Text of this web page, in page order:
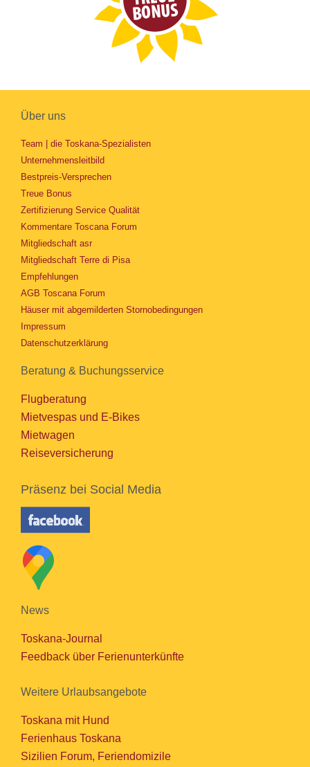
Über uns
Team | die Toskana-Spezialisten
Unternehmensleitbild
Bestpreis-Versprechen
Treue Bonus
Zertifizierung Service Qualität
Kommentare Toscana Forum
Mitgliedschaft asr
Mitgliedschaft Terre di Pisa
Empfehlungen
AGB Toscana Forum
Häuser mit abgemilderten Stornobedingungen
Impressum
Datenschutzerklärung
Beratung & Buchungsservice
Flugberatung
Mietvespas und E-Bikes
Mietwagen
Reiseversicherung
Präsenz bei Social Media
News
Toskana-Journal
Feedback über Ferienunterkünfte
Weitere Urlaubsangebote
Toskana mit Hund
Ferienhaus Toskana
Sizilien Forum, Feriendomizile